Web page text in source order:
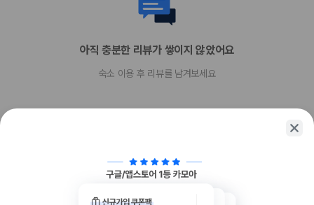
아직 충분한 리뷰가 쌓이지 않았어요
숙소 이용 후 리뷰를 남겨보세요
함께 가는 친구에게 정보를 공유해보세요